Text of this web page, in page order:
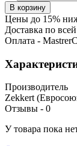
Цены до 15%
Доставка по
Оплата -
Производитель
Zekkert
Отзывы - 0
У товара пока